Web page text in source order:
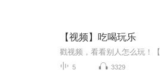
【视频】吃喝玩乐
5 3329